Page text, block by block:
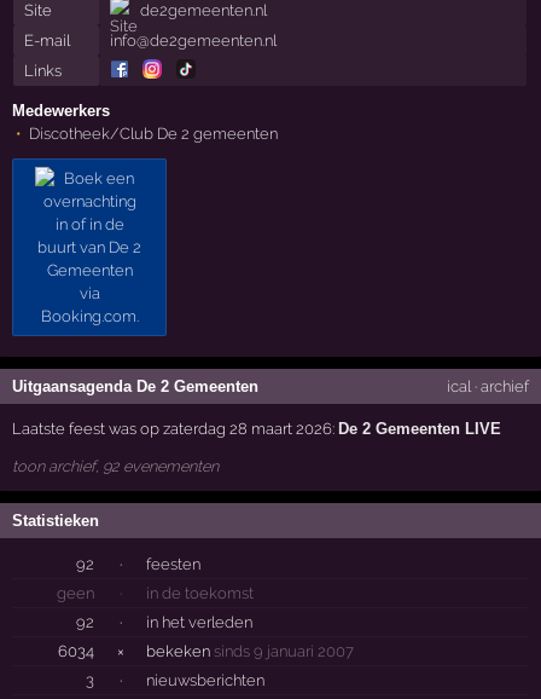
Site
de2gemeenten.nl
E-mail
info@de2gemeenten.nl
Links
Medewerkers
Discotheek/Club De 2 gemeenten
Uitgaansagenda De 2 Gemeenten ical· archief
Laatste feest was op zaterdag 28 maart 2026:De 2 Gemeenten LIVE
toon archief, 92 evenementen
Statistieken
92 ·
feesten
geen
·
in de toekomst
92
·
in het verleden
6034
× bekeken sinds 9 januari 2007
3
·
nieuwsberichten